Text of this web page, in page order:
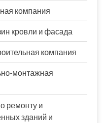
компания
кровли и фасада
компания
монтажная
ремонту и
зданий и